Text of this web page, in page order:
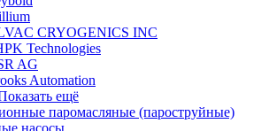
CRYOGENICS INC
Technologies
AG
Automation
ещё
паромасляные (пароструйные)
насосы